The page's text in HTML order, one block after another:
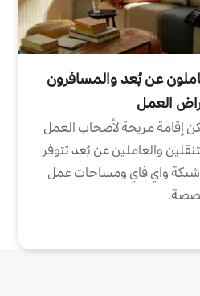
عن بُعد والمسافرون
العمل
إقامة مريحة لأصحاب العمل
والعاملين عن بُعد تتوفر
شبكة واي فاي ومساحات عمل